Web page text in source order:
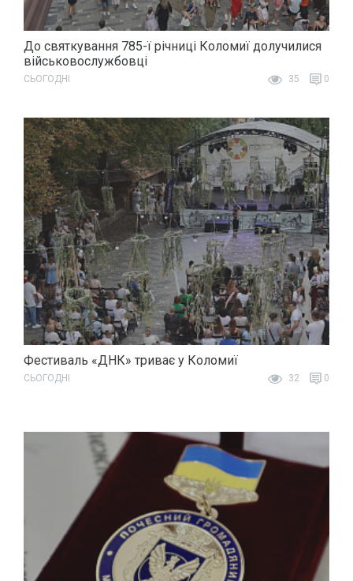
До святкування 785-ї річниці Коломиї долучилися
військовослужбовці
СЬОГОДНІ 35 0
Фестиваль «ДНК» триває у Коломиї
СЬОГОДНІ 32 0